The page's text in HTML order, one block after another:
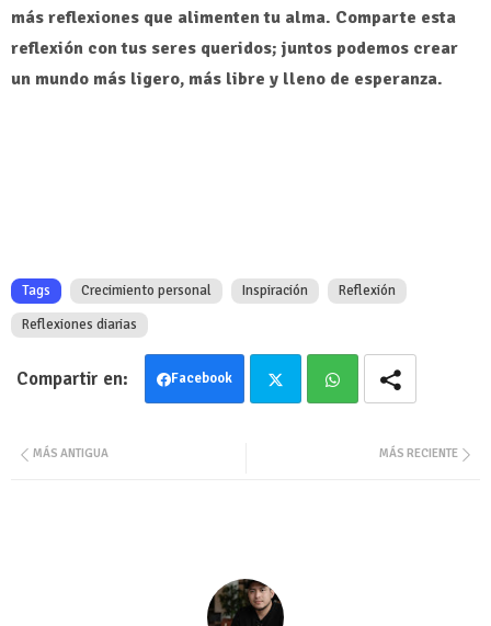
más reflexiones que alimenten tu alma. Comparte esta
reflexión con tus seres queridos; juntos podemos crear
un mundo más ligero, más libre y lleno de esperanza.
Tags Crecimiento personal Inspiración
Reflexión
Reflexiones diarias
Facebook
MÁS RECIENTE
MÁS ANTIGUA